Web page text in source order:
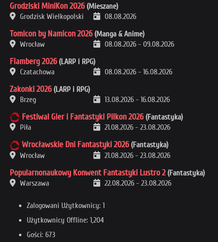
Grodziski MiniKon 2026 (Mieszane)
Grodzisk Wielkopolski
08.08.2026
Tomicon by Namicon 2026 (Manga & Anime)
Wrocław
08.08.2026 - 09.08.2026
Flamberg 2026 (LARP i RPG)
Czatachowa
08.08.2026 - 16.08.2026
Zakonki 2026 (LARP i RPG)
Brzeg
13.08.2026 - 16.08.2026
Festiwal Gier i Fantastyki Pilkon 2026 (Fantastyka)
Piła
21.08.2026 - 23.08.2026
Wrocławskie Dni Fantastyki 2026 (Fantastyka)
Wrocław
21.08.2026 - 23.08.2026
Popularnonaukowy Konwent Fantastyki Lustro 2 (Fantastyka)
Warszawa
22.08.2026 - 23.08.2026
Zalogowani Użytkownicy: 1
Użytkownicy Offline: 1,204
Gości: 673